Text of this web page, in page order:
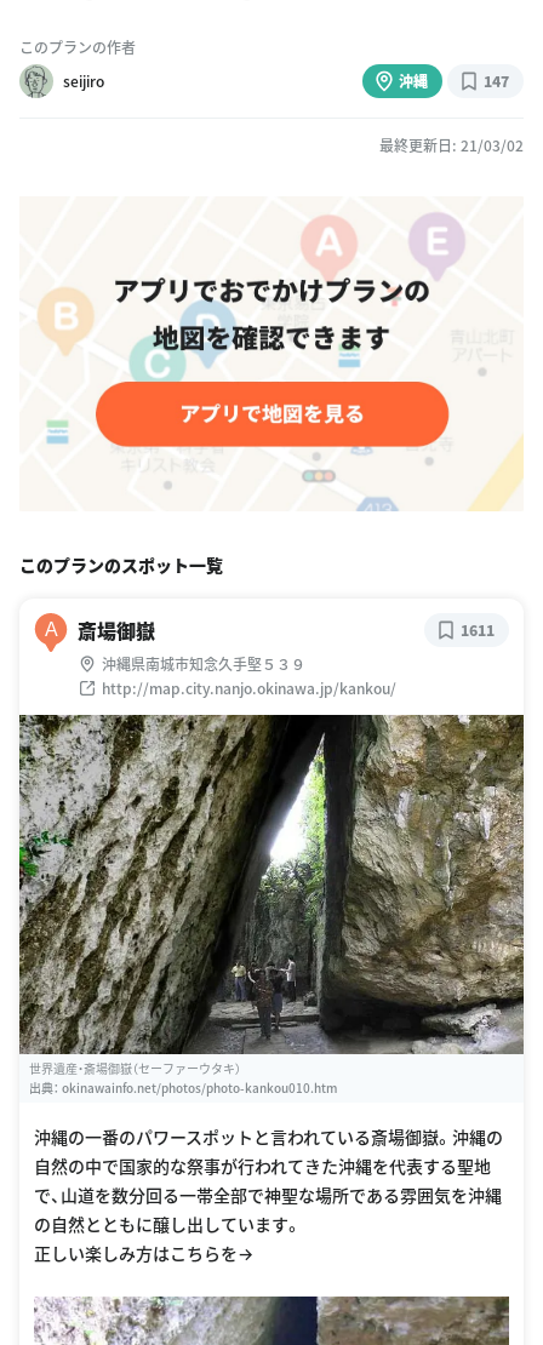
このプランの作者
seijiro
沖縄 147
最終更新日: 21/03/02
このプランのスポット一覧
A 斎場御嶽
沖縄県南城市知念久手堅５３９
http://map.city.nanjo.okinawa.jp/kankou/
1611
世界遺産・斎場御嶽（セーファーウタキ）
出典： okinawainfo.net/photos/photo-kankou010.htm
沖縄の一番のパワースポットと言われている斎場御嶽。沖縄の
自然の中で国家的な祭事が行われてきた沖縄を代表する聖地
で、山道を数分回る一帯全部で神聖な場所である雰囲気を沖縄
の自然とともに醸し出しています。
正しい楽しみ方はこちらを→